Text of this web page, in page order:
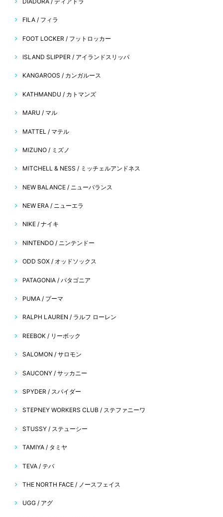
FILA / フィラ
FOOT LOCKER / フットロッカー
ISLAND SLIPPER / アイランドスリッパ
KANGAROOS / カンガルース
KATHMANDU / カトマンズ
MARU / マル
MATTEL / マテル
MIZUNO / ミズノ
MITCHELL & NESS / ミッチェルアンドネス
NEW BALANCE / ニューバランス
NEW ERA / ニューエラ
NIKE / ナイキ
NINTENDO / ニンテンドー
ODD SOX / オッドソックス
PATAGONIA / パタゴニア
PUMA / プーマ
RALPH LAUREN / ラルフ ローレン
REEBOK / リーボック
SALOMON / サロモン
SAUCONY / サッカニー
SPYDER / スパイダー
STEPNEY WORKERS CLUB / ステファニーワ
STUSSY / ステューシー
TAMIYA / タミヤ
TEVA / テバ
THE NORTH FACE / ノースフェイス
UGG / アグ